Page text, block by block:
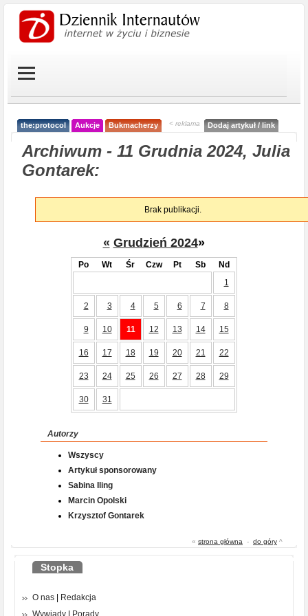
the:protocol Aukcje Bukmacherzy < reklama Dodaj artykuł / link
Archiwum - 11 Grudnia 2024, Julia
Gontarek:
Brak publikacji.
« Grudzień 2024»
Po Wt Śr Czw Pt Sb
Nd
1
2 3 4 5 6 7 8
9 10 11 12 13 14 15
16 17 18 19 20 21 22
23 24 25 26 27 28 29
30 31
Autorzy
Wszyscy
Artykuł sponsorowany
Sabina Iling
Marcin Opolski
Krzysztof Gontarek
« strona główna - do góry ^
Stopka
O nas
Redakcja
Wywiady
Porady